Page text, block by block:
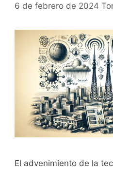
6 de febrero de 2024
El advenimiento de la